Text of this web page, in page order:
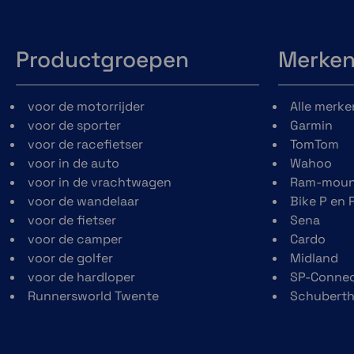
Group Ride
adapter
afzonderlijk
verkrijgbaar)
andere
volgen die
uitgerust
compatibele
Tread®
navigatietoestellen.
Productgroepen
voor de motorrijder
voor de sporter
voor de racefietser
voor in de auto
voor in de vrachtwagen
voor de wandelaar
voor de fietser
voor de camper
voor de golfer
voor de hardloper
Runnersworld Twente
Merken
Alle
Garmin
TomTom
Wahoo
Ram-
Bike P en
Sena
Cardo
Midland
SP-
Schuberth